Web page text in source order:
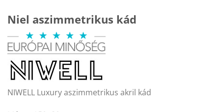
Niel aszimmetrikus kád
NIWELL Luxury aszimmetrikus akril kád